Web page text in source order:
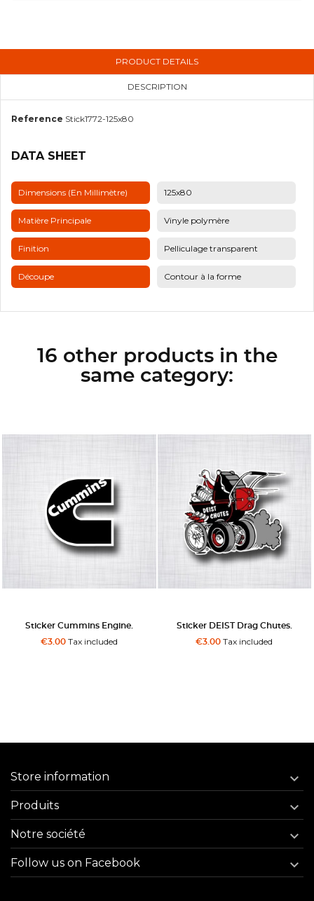
PRODUCT DETAILS
DESCRIPTION
Reference Stick1772-125x80
DATA SHEET
Dimensions (en Millimètre) 125x80
Matière Principale Vinyle polymère
Finition Pelliculage transparent
Découpe Contour à la forme
16 other products in the
same category:
Sticker Cummins Engine.
€3.00Tax included
Sticker DEIST Drag Chutes.
€3.00 Tax included
Store information 
Produits 
Notre société 
Follow us on Facebook 